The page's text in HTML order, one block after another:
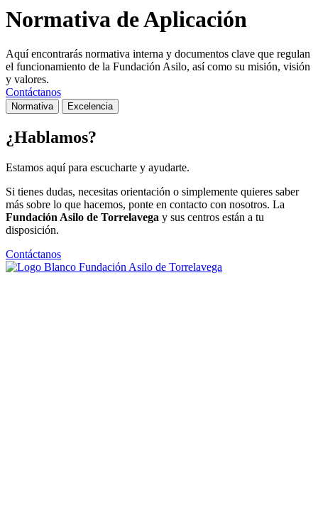
Normativa de Aplicación
Aquí encontrarás normativa interna y documentos clave que regulan
el funcionamiento de la Fundación Asilo, así como su misión, visión
y valores.
Contáctanos
Normativa Excelencia
¿Hablamos?
Estamos aquí para escucharte y ayudarte.
Si tienes dudas, necesitas orientación o simplemente quieres saber
más sobre lo que hacemos, ponte en contacto con nosotros. La
Fundación Asilo de Torrelavega y sus centros están a tu
disposición.
Contáctanos